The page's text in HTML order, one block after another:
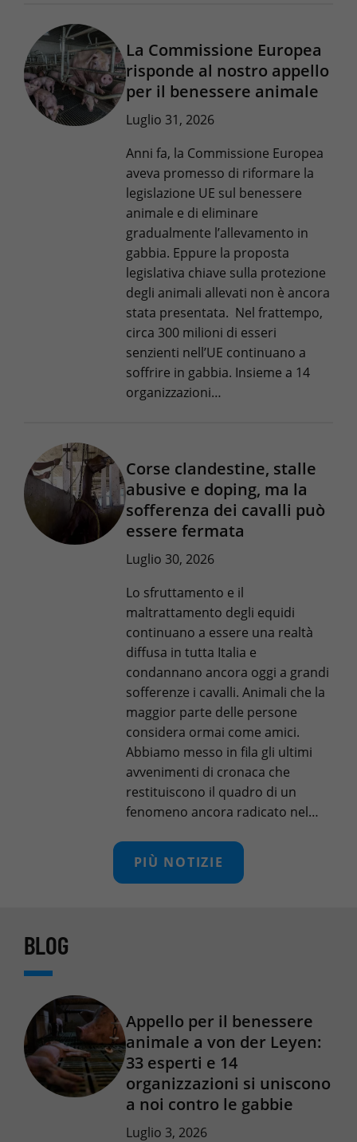
La Commissione Europea
risponde al nostro appello
per il benessere animale
Luglio 31, 2026
Anni fa, la Commissione Europea
aveva promesso di riformare la
legislazione UE sul benessere
animale e di eliminare
gradualmente l’allevamento in
gabbia. Eppure la proposta
legislativa chiave sulla protezione
degli animali allevati non è ancora
stata presentata. Nel frattempo,
circa 300 milioni di esseri
senzienti nell’UE continuano a
soffrire in gabbia. Insieme a 14
organizzazioni…
Corse clandestine, stalle
abusive e doping, ma la
sofferenza dei cavalli può
essere fermata
Luglio 30, 2026
Lo sfruttamento e il
maltrattamento degli equidi
continuano a essere una realtà
diffusa in tutta Italia e
condannano ancora oggi a grandi
sofferenze i cavalli. Animali che la
maggior parte delle persone
considera ormai come amici.
Abbiamo messo in fila gli ultimi
avvenimenti di cronaca che
restituiscono il quadro di un
fenomeno ancora radicato nel…
PIÙ NOTIZIE
BLOG
Appello per il benessere
animale a von der Leyen:
33 esperti e 14
organizzazioni si uniscono
a noi contro le gabbie
Luglio 3, 2026